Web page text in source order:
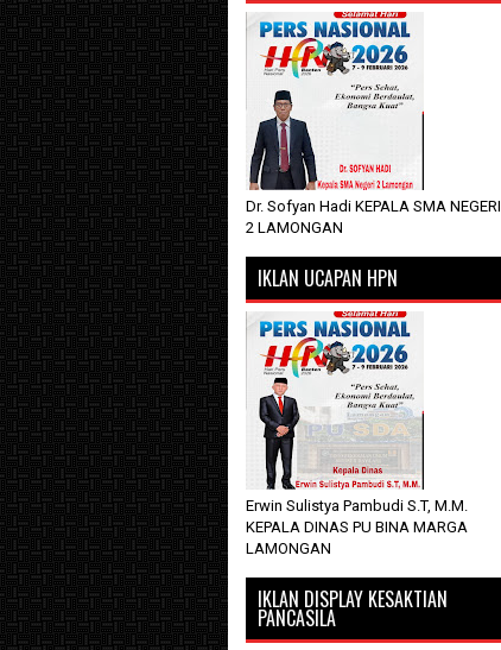
Dr. Sofyan Hadi KEPALA SMA NEGERI
2 LAMONGAN
IKLAN UCAPAN HPN
Erwin Sulistya Pambudi S.T, M.M.
KEPALA DINAS PU BINA MARGA
LAMONGAN
IKLAN DISPLAY KESAKTIAN
PANCASILA